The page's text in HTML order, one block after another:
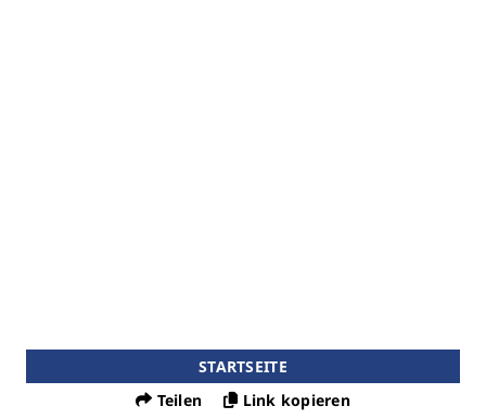
STARTSEITE
Teilen
Link kopieren